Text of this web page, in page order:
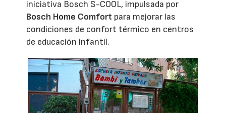
iniciativa Bosch S-COOL, impulsada por
Bosch Home Comfort para mejorar las
condiciones de confort térmico en centros
de educación infantil.